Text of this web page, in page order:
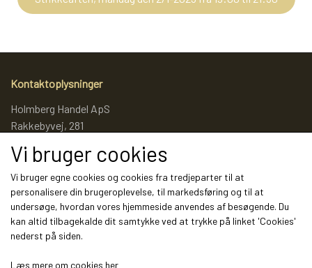
Kontaktoplysninger
Holmberg Handel ApS
Rakkebyvej, 281
Telefon: 25768094
CVR: 34714010
Links
Vi bruger cookies
Vi bruger egne cookies og cookies fra tredjeparter til at
personalisere din brugeroplevelse, til markedsføring og til at
undersøge, hvordan vores hjemmeside anvendes af besøgende. Du
kan altid tilbagekalde dit samtykke ved at trykke på linket 'Cookies'
nederst på siden.
Læs mere om cookies her